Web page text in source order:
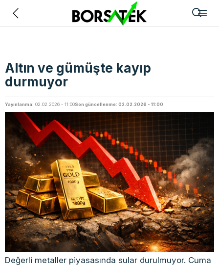
Altın ve gümüşte kayıp
durmuyor
Yayınlanma: 02.02.2026 - 11:00Son güncellenme: 02.02.2026 - 11:00
Değerli metaller piyasasında sular durulmuyor. Cuma